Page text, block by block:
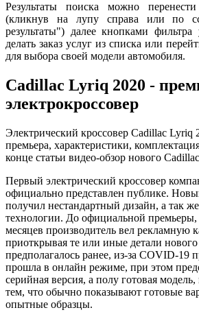
Результаты поиска можно
(кликнув на лупу справа или по
результаты") далее кнопками фильтра
делать заказ услуг из списка или
для выбора своей модели автомобиля.
Cadillac Lyriq 2020 -
электрокроссовер
Электрический кроссовер Cadillac Lyriq
премьера, характеристики,
конце статьи видео-обзор нового
Первый электрический кроссовер
официально представлен публике.
получил нестандартный дизайн, а так
технологии. До официальной премьеры,
месяцев производитель вел рекламную
приоткрывая те или иные детали
предполагалось ранее, из-за COVID-19
прошла в онлайн режиме, при этом
серийная версия, а полу готовая
тем, что обычно показывают готовые
опытные образцы.